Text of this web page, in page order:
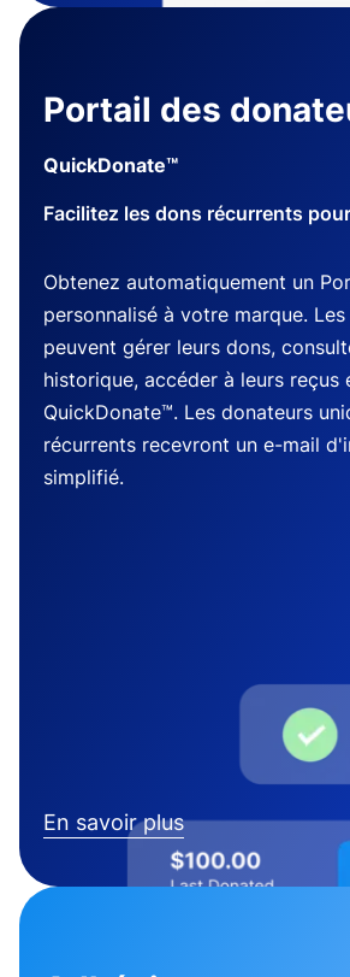
Portail des
QuickDonate™
Facilitez les dons récurrents
Obtenez automatiquement un
personnalisé à votre marque.
peuvent gérer leurs dons,
historique, accéder à leurs reçus
QuickDonate™. Les donateurs
récurrents recevront un e-mail
simplifié.
En savoir plus